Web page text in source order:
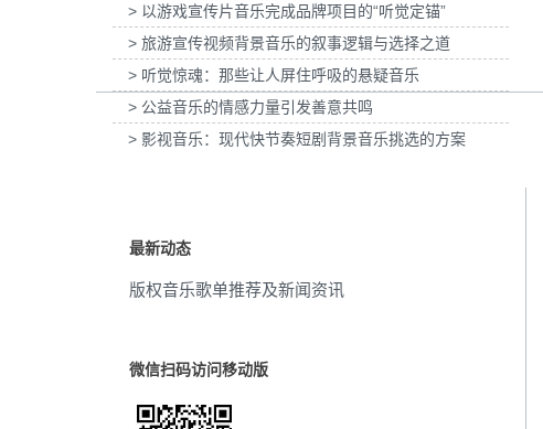
俱乐部 (5)
公司 (5)
民乐 (5)
高兴
推广
> 以游戏宣传片音乐完成品牌项目的“听觉定锚”
> 旅游宣传视频背景音乐的叙事逻辑与选择之道
> 听觉惊魂：那些让人屏住呼吸的悬疑音乐
> 公益音乐的情感力量引发善意共鸣
> 影视音乐：现代快节奏短剧背景音乐挑选的方案
最新动态
版权音乐歌单推荐及新闻资讯
微信扫码访问移动版